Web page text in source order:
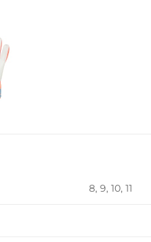
8, 9, 10, 11